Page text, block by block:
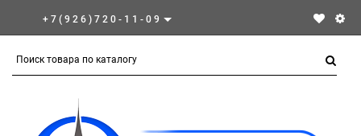
+7(926)720-11-09